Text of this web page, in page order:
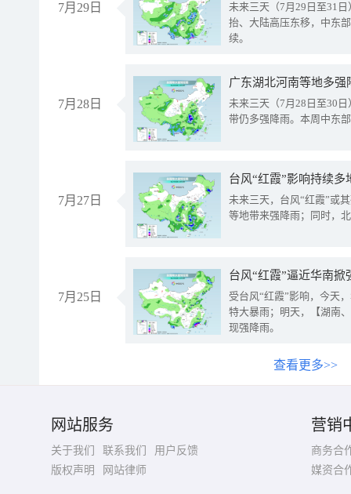
7月29日
未来三天（7月29日至31
抬、大陆高压东移，中东
续。
7月28日
广东湖北河南等地多
未来三天（7月28日至30
带仍多强降雨。本周中东
7月27日
台风“红霞”影响持续
未来三天，台风“红霞”或
等地带来强降雨；同时，
7月25日
台风“红霞”逼近华南
受台风“红霞”影响，今天
特大暴雨；明天，【湖南
现强降雨。
查看更多>>
网站服务
关于我们 联系我们
用户反馈
版权声明
网站律师
营销
商务合
媒资合